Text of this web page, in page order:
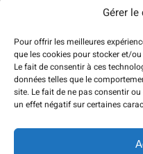
Gérer
Pour offrir les meilleures
que les cookies pour stocker et/
Le fait de consentir à ces
données telles que le
site. Le fait de ne pas consentir
un effet négatif sur certaines
Accueil Univers